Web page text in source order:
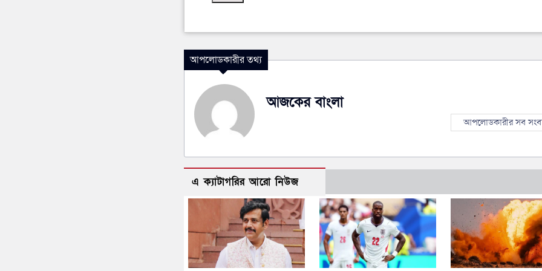
আপলোডকারীর তথ্য
আজকের বাংলা
আপলোডকারীর সব
এ ক্যাটাগরির আরো নিউজ